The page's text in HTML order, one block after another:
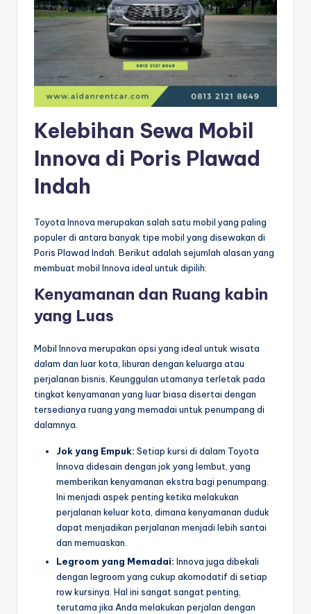
Kelebihan Sewa Mobil
Innova di Poris Plawad
Indah
Toyota Innova merupakan salah satu mobil yang paling
populer di antara banyak tipe mobil yang disewakan di
Poris Plawad Indah. Berikut adalah sejumlah alasan yang
membuat mobil Innova ideal untuk dipilih:
Kenyamanan dan Ruang kabin
yang Luas
Mobil Innova merupakan opsi yang ideal untuk wisata
dalam dan luar kota, liburan dengan keluarga atau
perjalanan bisnis. Keunggulan utamanya terletak pada
tingkat kenyamanan yang luar biasa disertai dengan
tersedianya ruang yang memadai untuk penumpang di
dalamnya.
Jok yang Empuk: Setiap kursi di dalam Toyota
Innova didesain dengan jok yang lembut, yang
memberikan kenyamanan ekstra bagi penumpang.
Ini menjadi aspek penting ketika melakukan
perjalanan keluar kota, dimana kenyamanan duduk
dapat menjadikan perjalanan menjadi lebih santai
dan memuaskan.
Legroom yang Memadai: Innova juga dibekali
dengan legroom yang cukup akomodatif di setiap
row kursinya. Hal ini sangat sangat penting,
terutama jika Anda melakukan perjalan dengan